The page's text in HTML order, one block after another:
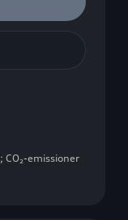
; CO₂-emissioner